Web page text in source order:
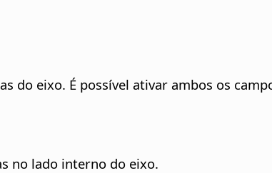
do eixo. É possível ativar ambos os
no lado interno do eixo.